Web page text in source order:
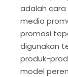
adalah
media
promosi
digunakan
produk-
model